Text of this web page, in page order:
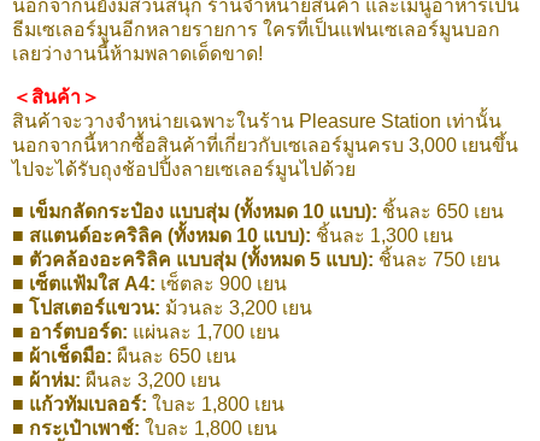
นอกจากนี้ยังมีสวนสนุก ร้านจำหน่ายสินค้า และเมนูอาหารเป็น
ธีมเซเลอร์มูนอีกหลายรายการ ใครที่เป็นแฟนเซเลอร์มูนบอก
เลยว่างานนี้ห้ามพลาดเด็ดขาด!
＜สินค้า＞
สินค้าจะวางจำหน่ายเฉพาะในร้าน Pleasure Station เท่านั้น
นอกจากนี้หากซื้อสินค้าที่เกี่ยวกับเซเลอร์มูนครบ 3,000 เยนขึ้น
ไปจะได้รับถุงช้อปปิ้งลายเซเลอร์มูนไปด้วย
■ เข็มกลัดกระป๋อง แบบสุ่ม (ทั้งหมด 10 แบบ): ชิ้นละ 650 เยน
■ สแตนด์อะคริลิค (ทั้งหมด 10 แบบ): ชิ้นละ 1,300 เยน
■ ตัวคล้องอะคริลิค แบบสุ่ม (ทั้งหมด 5 แบบ): ชิ้นละ 750 เยน
■ เซ็ตแฟ้มใส A4: เซ็ตละ 900 เยน
■ โปสเตอร์แขวน: ม้วนละ 3,200 เยน
■ อาร์ตบอร์ด: แผ่นละ 1,700 เยน
■ ผ้าเช็ดมือ: ผืนละ 650 เยน
■ ผ้าห่ม: ผืนละ 3,200 เยน
■ แก้วทัมเบลอร์: ใบละ 1,800 เยน
■ กระเป๋าเพาช์: ใบละ 1,800 เยน